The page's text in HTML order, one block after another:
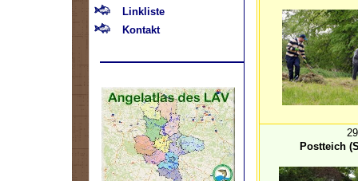
Linkliste
Kontakt
Postteich